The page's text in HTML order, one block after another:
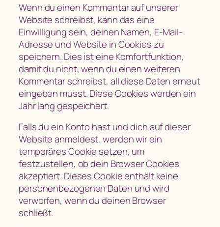
Wenn du einen Kommentar auf unserer
Website schreibst, kann das eine
Einwilligung sein, deinen Namen, E-Mail-
Adresse und Website in Cookies zu
speichern. Dies ist eine Komfortfunktion,
damit du nicht, wenn du einen weiteren
Kommentar schreibst, all diese Daten erneut
eingeben musst. Diese Cookies werden ein
Jahr lang gespeichert.
Falls du ein Konto hast und dich auf dieser
Website anmeldest, werden wir ein
temporäres Cookie setzen, um
festzustellen, ob dein Browser Cookies
akzeptiert. Dieses Cookie enthält keine
personenbezogenen Daten und wird
verworfen, wenn du deinen Browser
schließt.